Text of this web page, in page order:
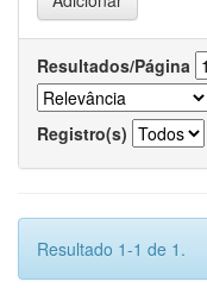
Resultados/Página
Registro(s)
Resultado 1-1 de 1.